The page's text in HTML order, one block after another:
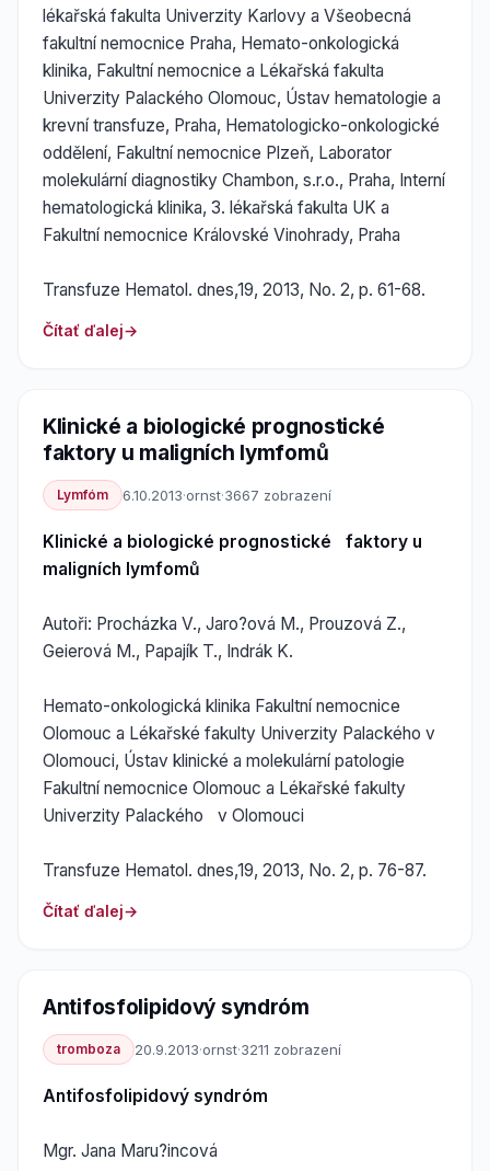
lékařská fakulta Univerzity Karlovy a Všeobecná
fakultní nemocnice Praha, Hemato-onkologická
klinika, Fakultní nemocnice a Lékařská fakulta
Univerzity Palackého Olomouc, Ústav hematologie a
krevní transfuze, Praha, Hematologicko-onkologické
oddělení, Fakultní nemocnice Plzeň, Laborator
molekulární diagnostiky Chambon, s.r.o., Praha, Interní
hematologická klinika, 3. lékařská fakulta UK a
Fakultní nemocnice Královské Vinohrady, Praha
Transfuze Hematol. dnes,19, 2013, No. 2, p. 61-68.
Čítať ďalej
Klinické a biologické prognostické
faktory u maligních lymfomů
Lymfóm 6.10.2013·ornst·3667 zobrazení
Klinické a biologické prognostické faktory u
maligních lymfomů
Autoři: Procházka V., Jaro?ová M., Prouzová Z.,
Geierová M., Papajík T., Indrák K.
Hemato-onkologická klinika Fakultní nemocnice
Olomouc a Lékařské fakulty Univerzity Palackého v
Olomouci, Ústav klinické a molekulární patologie
Fakultní nemocnice Olomouc a Lékařské fakulty
Univerzity Palackého v Olomouci
Transfuze Hematol. dnes,19, 2013, No. 2, p. 76-87.
Čítať ďalej
Antifosfolipidový syndróm
tromboza 20.9.2013·ornst·3211 zobrazení
Antifosfolipidový syndróm
Mgr. Jana Maru?incová